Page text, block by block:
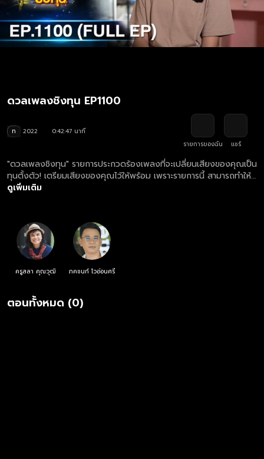
ดวลเพลงชิงทุน EP1100
ท 2022
0:42:47 นาที
รายการของฉัน
แชร์
"ดวลเพลงชิงทุน" รายการประกวดร้องเพลงที่จะเปลี่ยนเสียงของคุณเป็น
ทุนตั้งตัว! เตรียมเสียงของคุณไว้ให้พร้อม เพราะรายการนี้ สามารถทำให้
เสียงของคุณต่อยอดอนาคตคุณได้!
ดูเพิ่มเติม
ครูสลา คุณวุฒิ ภคชนก์ โวอ่อนศรี
ตอนทั้งหมด (0)